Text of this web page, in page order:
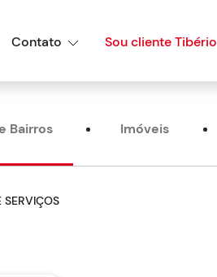
Contato Sou cliente Tibério
Bairros Imóveis
SERVIÇOS